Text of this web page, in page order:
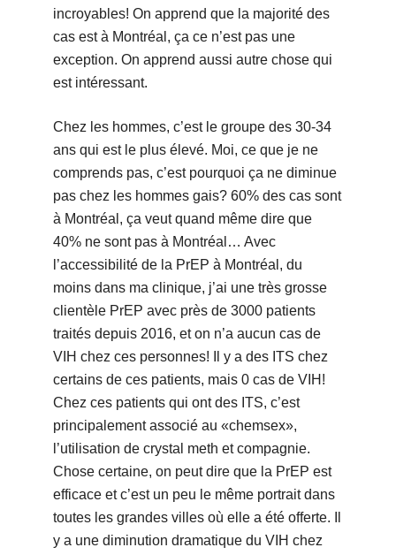
incroyables! On apprend que la majorité des
cas est à Montréal, ça ce n’est pas une
exception. On apprend aussi autre chose qui
est intéressant.
Chez les hommes, c’est le groupe des 30-34
ans qui est le plus élevé. Moi, ce que je ne
comprends pas, c’est pourquoi ça ne diminue
pas chez les hommes gais? 60% des cas sont
à Montréal, ça veut quand même dire que
40% ne sont pas à Montréal… Avec
l’accessibilité de la PrEP à Montréal, du
moins dans ma clinique, j’ai une très grosse
clientèle PrEP avec près de 3000 patients
traités depuis 2016, et on n’a aucun cas de
VIH chez ces personnes! Il y a des ITS chez
certains de ces patients, mais 0 cas de VIH!
Chez ces patients qui ont des ITS, c’est
principalement associé au «chemsex»,
l’utilisation de crystal meth et compagnie.
Chose certaine, on peut dire que la PrEP est
efficace et c’est un peu le même portrait dans
toutes les grandes villes où elle a été offerte. Il
y a une diminution dramatique du VIH chez